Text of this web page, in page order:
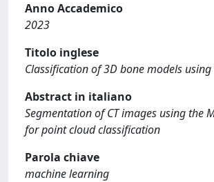
Anno Accademico
2023
Titolo inglese
Classification of 3D bone models
Abstract in italiano
Segmentation of CT images using the
for point cloud classification
Parola chiave
machine learning